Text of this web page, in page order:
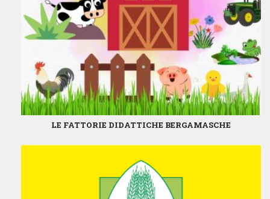
LE FATTORIE DIDATTICHE BERGAMASCHE